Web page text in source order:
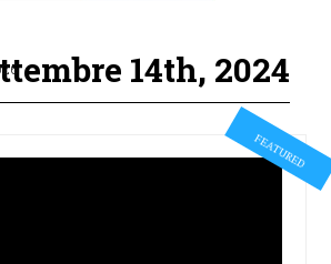
14th, 2024
FEATURED